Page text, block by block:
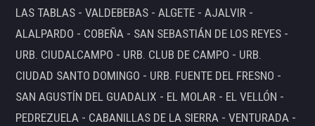
LAS TABLAS - VALDEBEBAS - ALGETE - AJALVIR -
ALALPARDO - COBEÑA - SAN SEBASTIÁN DE LOS REYES -
URB. CIUDALCAMPO - URB. CLUB DE CAMPO - URB.
CIUDAD SANTO DOMINGO - URB. FUENTE DEL FRESNO -
SAN AGUSTÍN DEL GUADALIX - EL MOLAR - EL VELLÓN -
PEDREZUELA - CABANILLAS DE LA SIERRA - VENTURADA -